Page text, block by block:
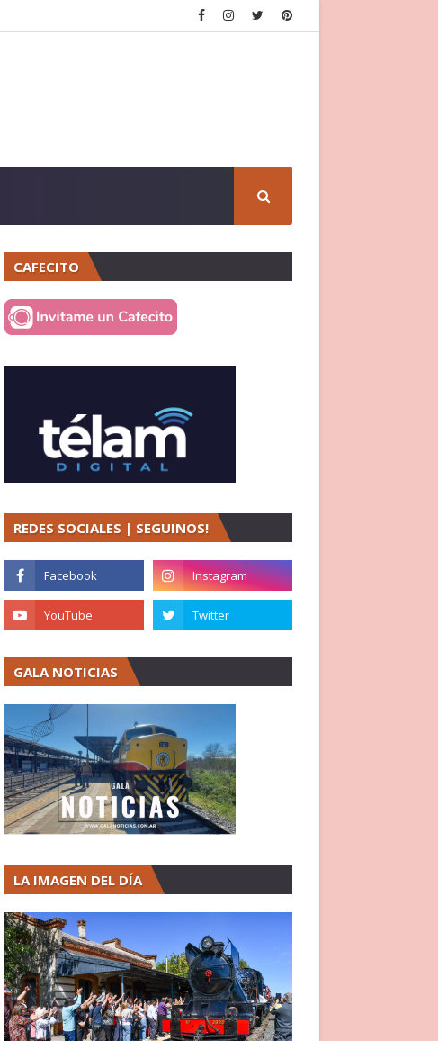
CAFECITO
REDES SOCIALES | SEGUINOS!
GALA NOTICIAS
LA IMAGEN DEL DÍA